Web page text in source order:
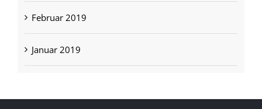
Februar 2019
Januar 2019